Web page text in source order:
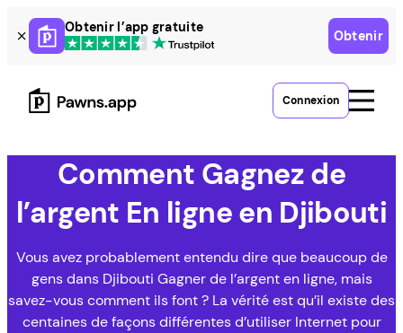
Skip
to
content
Obtenir l’app gratuite
Obtenir
Connexion
Comment Gagnez de
l’argent En ligne en Djibouti
Vous avez probablement entendu dire que beaucoup de
gens dans Djibouti Gagner de l’argent en ligne, mais
savez-vous comment ils font ? La vérité est qu’il existe des
centaines de façons différentes d’utiliser Internet pour